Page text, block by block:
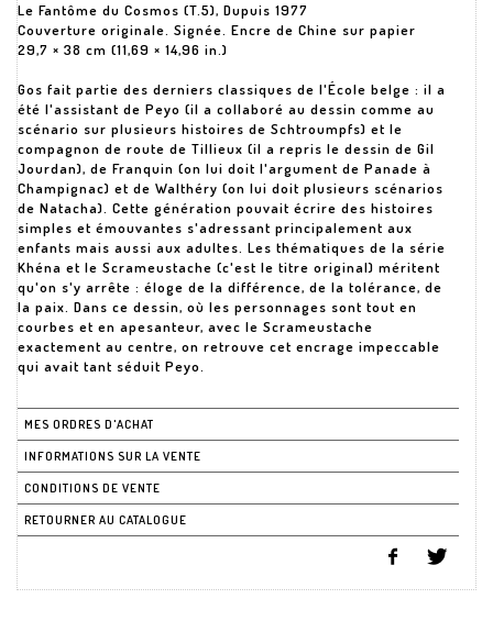
Le Fantôme du Cosmos (T.5), Dupuis 1977
Couverture originale. Signée. Encre de Chine sur papier
29,7 × 38 cm (11,69 × 14,96 in.)
Gos fait partie des derniers classiques de l'École belge : il a
été l'assistant de Peyo (il a collaboré au dessin comme au
scénario sur plusieurs histoires de Schtroumpfs) et le
compagnon de route de Tillieux (il a repris le dessin de Gil
Jourdan), de Franquin (on lui doit l'argument de Panade à
Champignac) et de Walthéry (on lui doit plusieurs scénarios
de Natacha). Cette génération pouvait écrire des histoires
simples et émouvantes s'adressant principalement aux
enfants mais aussi aux adultes. Les thématiques de la série
Khéna et le Scrameustache (c'est le titre original) méritent
qu'on s'y arrête : éloge de la différence, de la tolérance, de
la paix. Dans ce dessin, où les personnages sont tout en
courbes et en apesanteur, avec le Scrameustache
exactement au centre, on retrouve cet encrage impeccable
qui avait tant séduit Peyo.
MES ORDRES D'ACHAT
INFORMATIONS SUR LA VENTE
CONDITIONS DE VENTE
RETOURNER AU CATALOGUE